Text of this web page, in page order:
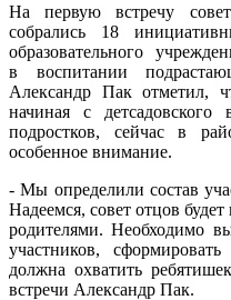
На первую встречу
собрались 18
образовательного
в воспитании
Александр Пак отметил,
начиная с детсадовского
подростков, сейчас в
особенное внимание.
- Мы определили состав
Надеемся, совет отцов
родителями. Необходимо
участников,
должна охватить
встречи Александр Пак.